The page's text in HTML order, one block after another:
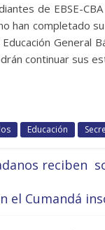
de EBSE-
han completado
General
continuar sus
Educación
reciben
el Cumandá